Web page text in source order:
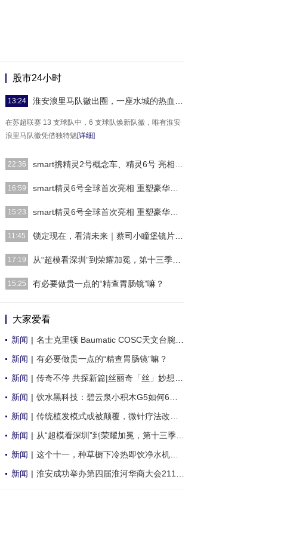
股市24小时
13:24
在苏超联赛 13 支球队中，6 支球队焕新队徽，唯有淮安
浪里马队徽凭借独特魅[详细]
22:36
（ 202 6 年 5 月 29 日， 中国深圳 ） 今日，由奔驰设
16:59
（ 4 月 22 日，北京） 4月22日，smart品牌之夜在北京
15:23
[详细]
11:45
如今越来越多家长已经感受到，近视正成为孩子成长中一
17:19
[详细]
15:25 有必要做贵一点的“精查胃肠镜”嘛？
大家爱看
新闻 | 名士克里顿 Baumatic COSC天文台腕表 中国
新闻 | 有必要做贵一点的“精查胃肠镜”嘛？
新闻 | 传奇不停 共探新篇|丝丽奇「丝」妙想大师论
新闻 | 饮水黑科技：碧云泉小积木G5如何6分钟实现
新闻 | 传统植发模式或被颠覆，微针疗法改善脱发获
新闻 | 从“超模看深圳”到荣耀加冕，第十三季SIUF
新闻 | 这个十一，种草橱下冷热即饮净水机，开启品
新闻 | 淮安成功举办第四届淮河华商大会211个签约